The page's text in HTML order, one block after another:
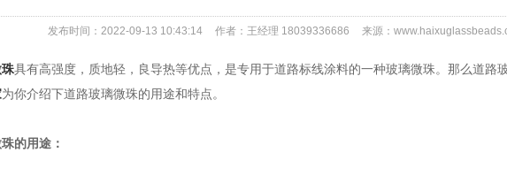
发布时间：2022-09-13 10:43:14 作者：王经理 18039336686 来源：
具有高强度，质地轻，良导热等优点，是专用于道路标线涂料的一种玻璃微珠。那么道路
为你介绍下道路玻璃微珠的用途和特点。
的用途：